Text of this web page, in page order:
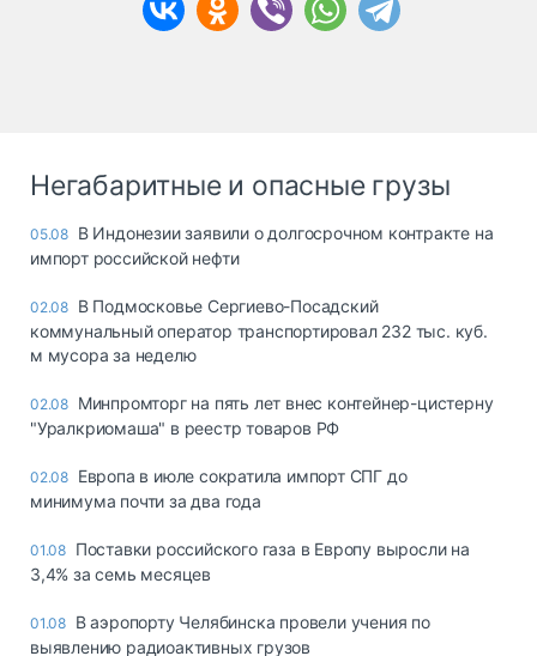
Негабаритные и опасные грузы
05.08 В Индонезии заявили о долгосрочном контракте на
импорт российской нефти
02.08 В Подмосковье Сергиево-Посадский
коммунальный оператор транспортировал 232 тыс. куб.
м мусора за неделю
02.08 Минпромторг на пять лет внес контейнер-цистерну
"Уралкриомаша" в реестр товаров РФ
02.08 Европа в июле сократила импорт СПГ до
минимума почти за два года
01.08 Поставки российского газа в Европу выросли на
3,4% за семь месяцев
01.08 В аэропорту Челябинска провели учения по
выявлению радиоактивных грузов